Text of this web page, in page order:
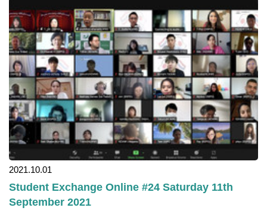
2021.10.01
Student Exchange Online #24 Saturday 11th
September 2021